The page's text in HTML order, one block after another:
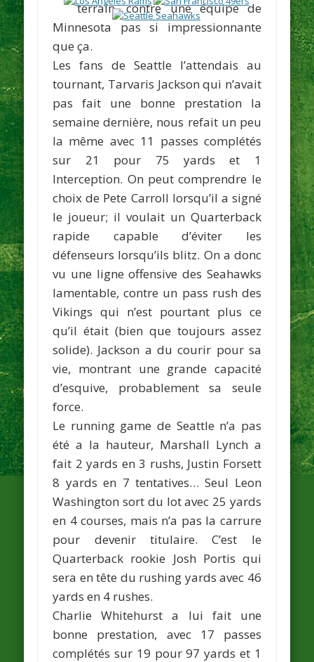
terrain, contre une équipe de
Minnesota pas si impressionnante
que ça.
Les fans de Seattle l’attendais au
tournant, Tarvaris Jackson qui n’avait
pas fait une bonne prestation la
semaine dernière, nous refait un peu
la même avec 11 passes complétés
sur 21 pour 75 yards et 1
Interception. On peut comprendre le
choix de Pete Carroll lorsqu’il a signé
le joueur; il voulait un Quarterback
rapide capable d’éviter les
défenseurs lorsqu’ils blitz. On a donc
vu une ligne offensive des Seahawks
lamentable, contre un pass rush des
Vikings qui n’est pourtant plus ce
qu’il était (bien que toujours assez
solide). Jackson a du courir pour sa
vie, montrant une grande capacité
d’esquive, probablement sa seule
force.
Le running game de Seattle n’a pas
été a la hauteur, Marshall Lynch a
fait 2 yards en 3 rushs, Justin Forsett
8 yards en 7 tentatives… Seul Leon
Washington sort du lot avec 25 yards
en 4 courses, mais n’a pas la carrure
pour devenir titulaire. C’est le
Quarterback rookie Josh Portis qui
sera en tête du rushing yards avec 46
yards en 4 rushes.
Charlie Whitehurst a lui fait une
bonne prestation, avec 17 passes
complétés sur 19 pour 97 yards et 1